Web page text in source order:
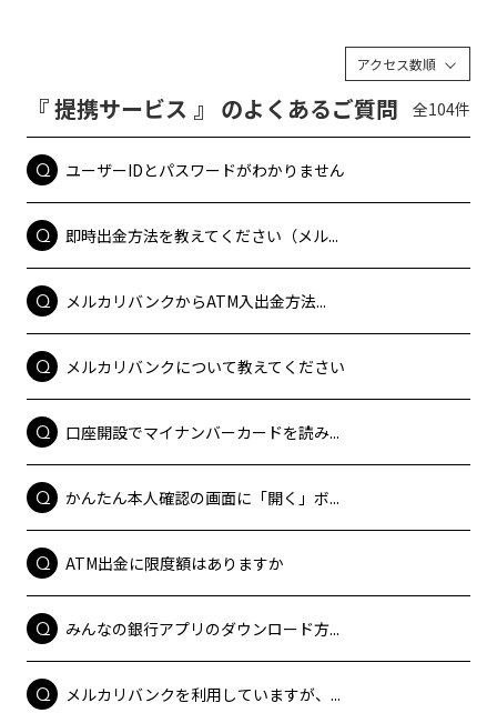
アクセス数順
『 提携サービス 』 のよくあるご質問 全104件
ユーザーIDとパスワードがわかりません
即時出金方法を教えてください（メル...
メルカリバンクからATM入出金方法...
メルカリバンクについて教えてください
口座開設でマイナンバーカードを読み...
かんたん本人確認の画面に「開く」ボ...
ATM出金に限度額はありますか
みんなの銀行アプリのダウンロード方...
メルカリバンクを利用していますが、...